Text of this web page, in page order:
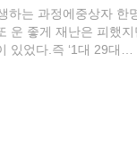
하는 과정에중상자 한
운 좋게 재난은 피했지
있었다.즉 ‘1대 29대